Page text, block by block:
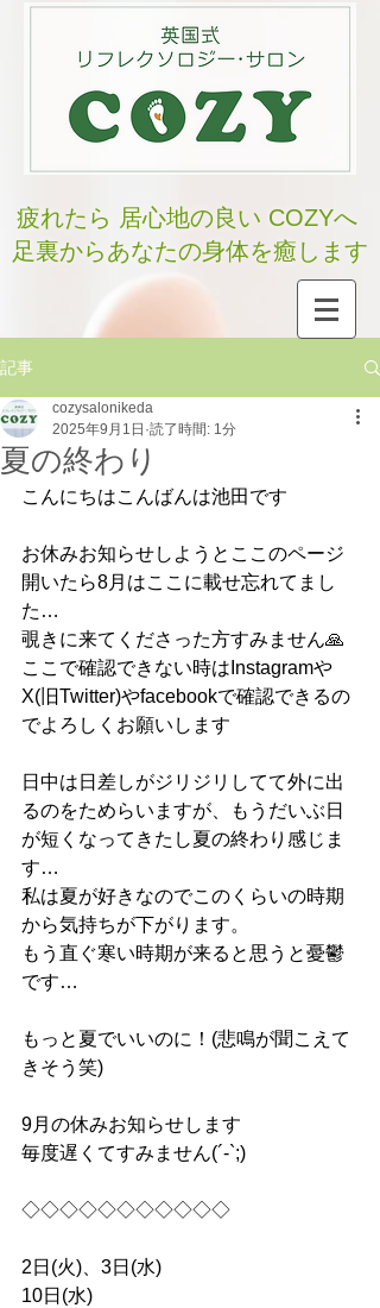
疲れたら 居心地の良い COZYへ
足裏からあなたの身体を癒します
記事
夏の終わり
cozysalonikeda
2025年9月1日 読了時間: 1分
こんにちはこんばんは池田です
お休みお知らせしようとここのページ
開いたら8月はここに載せ忘れてまし
た…
覗きに来てくださった方すみません🙏
ここで確認できない時はInstagramや
X(旧Twitter)やfacebookで確認できるの
でよろしくお願いします
日中は日差しがジリジリしてて外に出
るのをためらいますが、もうだいぶ日
が短くなってきたし夏の終わり感じま
す…
私は夏が好きなのでこのくらいの時期
から気持ちが下がります。
もう直ぐ寒い時期が来ると思うと憂鬱
です…
もっと夏でいいのに！(悲鳴が聞こえて
きそう笑)
9月の休みお知らせします
毎度遅くてすみません(´-`;)
◇◇◇◇◇◇◇◇◇◇◇
2日(火)、3日(水)
10日(水)